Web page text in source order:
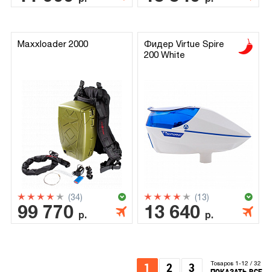
Maxxloader 2000
(34)
99 770 р.
Фидер Virtue Spire
200 White
(13)
13 640 р.
1 2 3 Товаров 1-12 / 32